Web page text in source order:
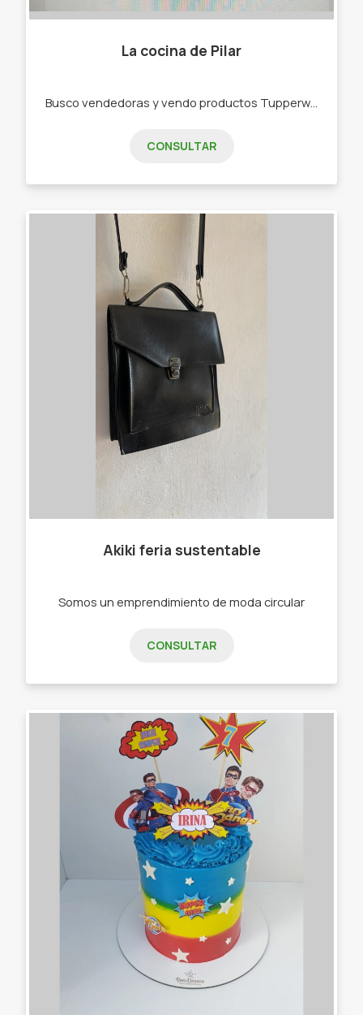
La cocina de Pilar
CONSULTAR
Akiki feria sustentable
Somos un emprendimiento de moda circular
CONSULTAR